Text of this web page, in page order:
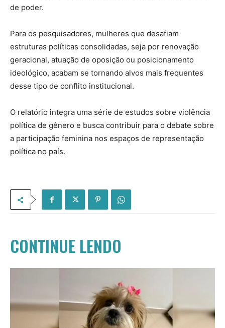
de poder.
Para os pesquisadores, mulheres que desafiam
estruturas políticas consolidadas, seja por renovação
geracional, atuação de oposição ou posicionamento
ideológico, acabam se tornando alvos mais frequentes
desse tipo de conflito institucional.
O relatório integra uma série de estudos sobre violência
política de gênero e busca contribuir para o debate sobre
a participação feminina nos espaços de representação
política no país.
CONTINUE LENDO